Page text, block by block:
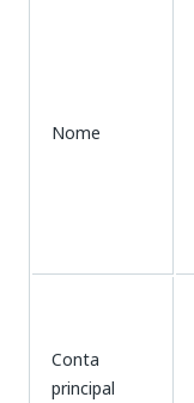
Nome
Conta
principal